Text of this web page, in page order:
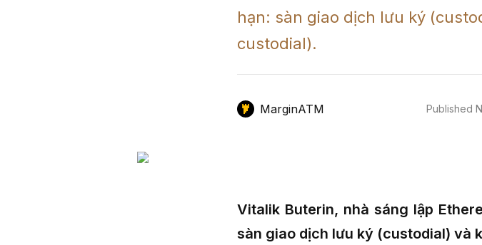
hạn: sàn giao dịch lưu ký
custodial).
MarginATM Published
Vitalik Buterin, nhà sáng lập
sàn giao dịch lưu ký (custodial) và